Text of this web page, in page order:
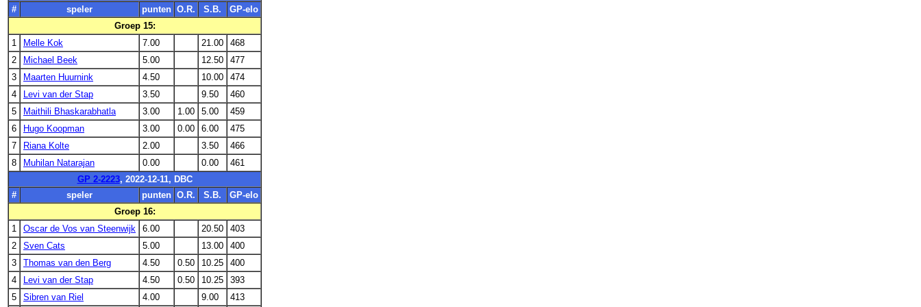
#
speler punten O.R. S.B.
GP-elo
Groep 15:
1
Melle Kok 7.00 21.00
468
2
Michael Beek 5.00 12.50
477
3
Maarten Huurnink 4.50 10.00
474
4
Levi van der Stap 3.50 9.50
460
5
Maithili Bhaskarabhatla 3.00 1.00 5.00
459
6
Hugo Koopman 3.00 0.00 6.00
475
7
Riana Kolte 2.00 3.50
466
8
Muhilan Natarajan 0.00 0.00
461
GP 2-2223, 2022-12-11, DBC
#
speler punten O.R. S.B.
GP-elo
Groep 16:
1
Oscar de Vos van Steenwijk 6.00 20.50
403
2
Sven Cats 5.00 13.00
400
3
Thomas van den Berg 4.50 0.50 10.25
400
4
Levi van der Stap 4.50 0.50 10.25
393
5
Sibren van Riel 4.00 9.00 413